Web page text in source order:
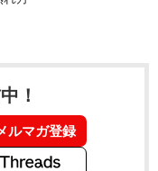
！
ルマガ登録